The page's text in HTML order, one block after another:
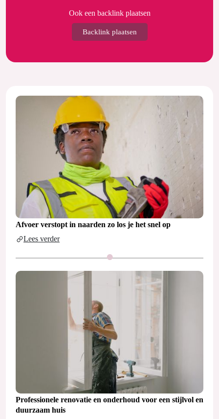
Ook een backlink plaatsen
Backlink plaatsen
Afvoer verstopt in naarden zo los je het snel op
Lees verder
Professionele renovatie en onderhoud voor een stijlvol en
duurzaam huis